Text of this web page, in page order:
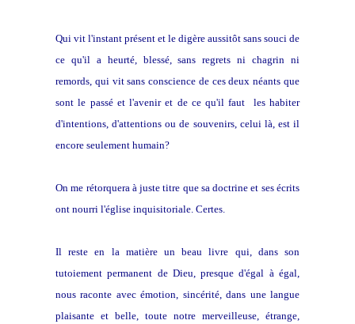
Qui vit l'instant présent et le digère aussitôt sans souci de
ce qu'il a heurté, blessé, sans regrets ni chagrin ni
remords, qui vit sans conscience de ces deux néants que
sont le passé et l'avenir et de ce qu'il faut les habiter
d'intentions, d'attentions ou de souvenirs, celui là, est il
encore seulement humain?
On me rétorquera à juste titre que sa doctrine et ses écrits
ont nourri l'église inquisitoriale. Certes.
Il reste en la matière un beau livre qui, dans son
tutoiement permanent de Dieu, presque d'égal à égal,
nous raconte avec émotion, sincérité, dans une langue
plaisante et belle, toute notre merveilleuse, étrange,